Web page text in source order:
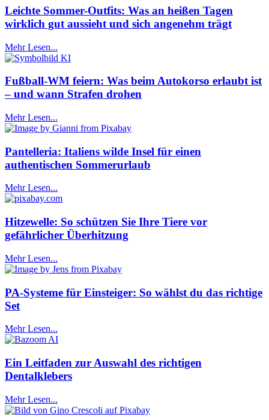
Leichte Sommer-Outfits: Was an heißen Tagen
wirklich gut aussieht und sich angenehm trägt
Mehr Lesen...
Fußball-WM feiern: Was beim Autokorso erlaubt ist
– und wann Strafen drohen
Mehr Lesen...
Pantelleria: Italiens wilde Insel für einen
authentischen Sommerurlaub
Mehr Lesen...
Hitzewelle: So schützen Sie Ihre Tiere vor
gefährlicher Überhitzung
Mehr Lesen...
PA-Systeme für Einsteiger: So wählst du das richtige
Set
Mehr Lesen...
Ein Leitfaden zur Auswahl des richtigen
Dentalklebers
Mehr Lesen...